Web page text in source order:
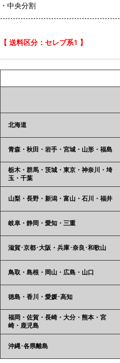
・中央分割
-----------------------------------------------
【 送料区分：セレブ系1 】
北海道
青森・秋田・岩手・宮城・山形・福島
栃木・群馬・茨城・東京・神奈川・埼
玉・千葉
山梨・長野・新潟・富山・石川・福井
岐阜・静岡・愛知・三重
滋賀･京都･大阪・兵庫･奈良･和歌山
鳥取・島根・岡山・広島・山口
徳島・香川・愛媛･高知
福岡・佐賀・長崎・大分・熊本・宮
崎・鹿児島
沖縄･各県離島